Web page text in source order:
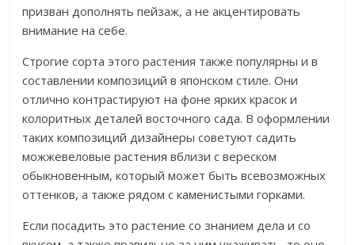
призван дополнять пейзаж, а не акцентировать
внимание на себе.
Строгие сорта этого растения также популярны и в
составлении композиций в японском стиле. Они
отлично контрастируют на фоне ярких красок и
колоритных деталей восточного сада. В оформлении
таких композиций дизайнеры советуют садить
можжевеловые растения вблизи с вереском
обыкновенным, который может быть всевозможных
оттенков, а также рядом с каменистыми горками.
Если посадить это растение со знанием дела и со